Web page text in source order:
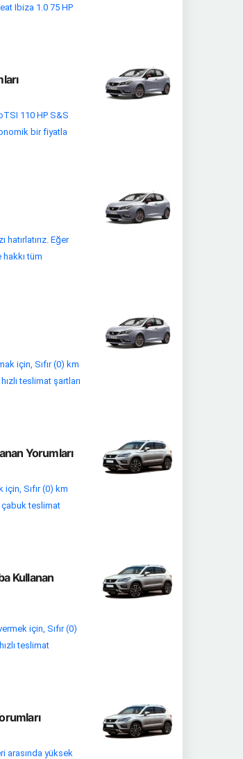
Ibiza 1.0 75 HP
110 HP S&S
bir fiyatla
Eğer
tüm
için, Sıfır (0) km
teslimat şartları
Yorumları
için, Sıfır (0) km
çabuk teslimat
Kullanan
için, Sıfır (0)
teslimat
arasında yüksek